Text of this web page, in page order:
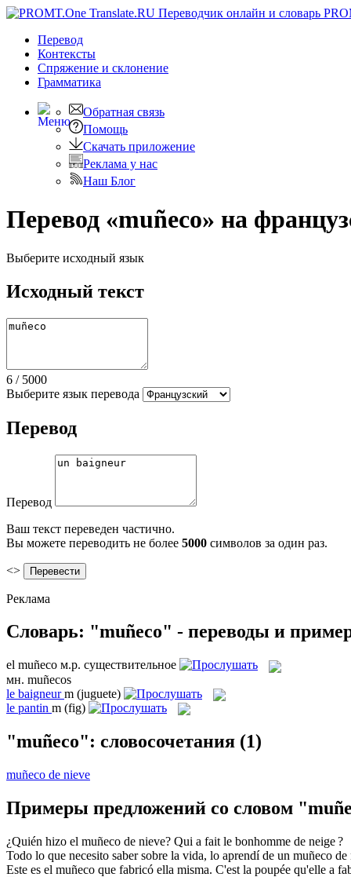
Перевод
Контексты
Спряжение и склонение
Грамматика
Обратная связь
Помощь
Скачать приложение
Реклама у нас
Наш Блог
Перевод «muñeco» на
Выберите исходный язык
Исходный текст
6 / 5000
Выберите язык перевода
Перевод
Перевод
Ваш текст переведен частично.
Вы можете переводить не более 5000 символов за один раз.
<>
Реклама
Словарь: "muñeco" - переводы и
el muñeco м.р. существительное
мн. muñecos
le baigneur m (juguete)
le pantin m (fig)
"muñeco": словосочетания (1)
muñeco de nieve
Примеры предложений со словом
¿Quién hizo el muñeco de nieve? Qui a fait le bonhomme de neige?
Todo lo que necesito saber sobre la vida, lo aprendí de un muñeco de
Este es el muñeco que fabricó ella misma. C'est la poupée qu'elle a